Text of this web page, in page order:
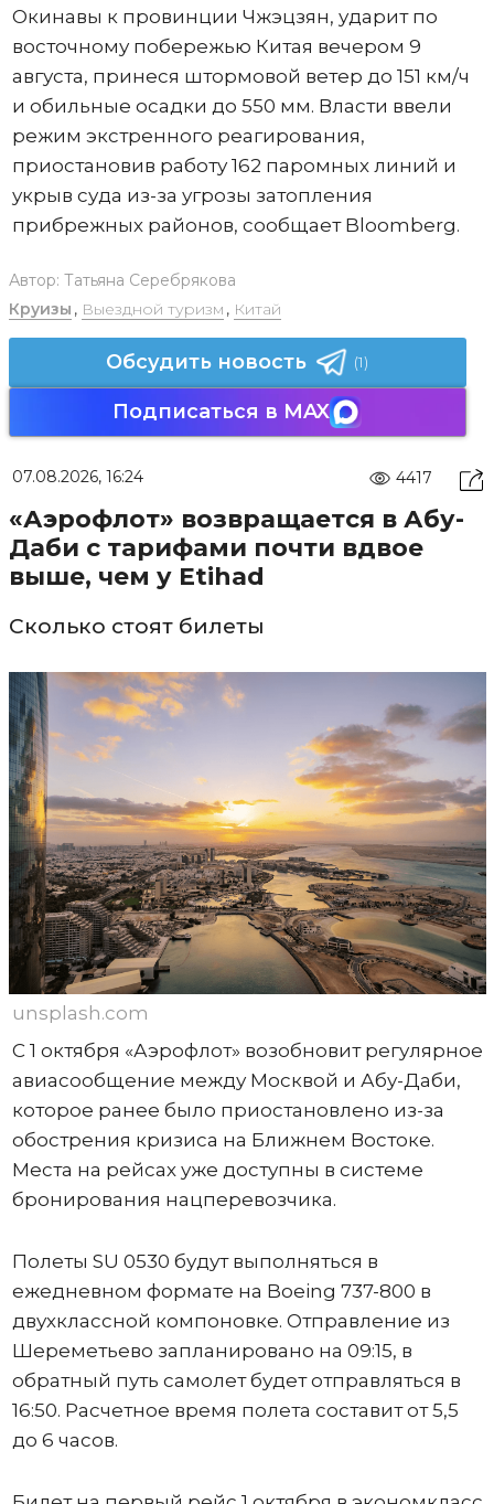
Окинавы к провинции Чжэцзян, ударит по
восточному побережью Китая вечером 9
августа, принеся штормовой ветер до 151 км/ч
и обильные осадки до 550 мм. Власти ввели
режим экстренного реагирования,
приостановив работу 162 паромных линий и
укрыв суда из-за угрозы затопления
прибрежных районов, сообщает Bloomberg.
Автор: Татьяна Серебрякова
Круизы , Выездной туризм , Китай
Обсудить новость (1)
Подписаться в MAX
07.08.2026, 16:24 4417
«Аэрофлот» возвращается в Абу-
Даби с тарифами почти вдвое
выше, чем у Etihad
Сколько стоят билеты
unsplash.com
С 1 октября «Аэрофлот» возобновит регулярное
авиасообщение между Москвой и Абу-Даби,
которое ранее было приостановлено из-за
обострения кризиса на Ближнем Востоке.
Места на рейсах уже доступны в системе
бронирования нацперевозчика.
Полеты SU 0530 будут выполняться в
ежедневном формате на Boeing 737-800 в
двухклассной компоновке. Отправление из
Шереметьево запланировано на 09:15, в
обратный путь самолет будет отправляться в
16:50. Расчетное время полета составит от 5,5
до 6 часов.